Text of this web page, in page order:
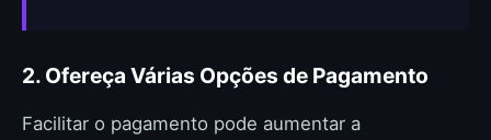
2. Ofereça Várias Opções de Pagamento
Facilitar o pagamento pode aumentar a